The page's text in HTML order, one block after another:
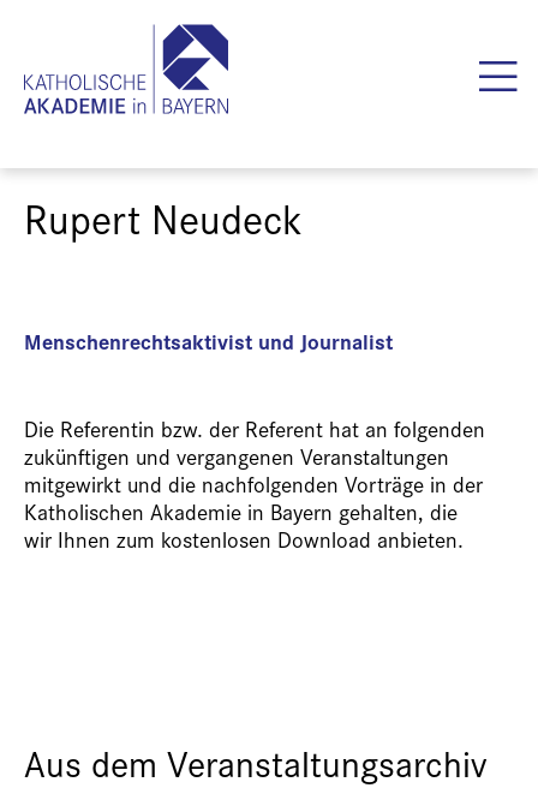
Rupert Neudeck
Menschenrechtsaktivist und Journalist
Die Referentin bzw. der Referent hat an folgenden
zukünftigen und vergangenen Veranstaltungen
mitgewirkt und die nachfolgenden Vorträge in der
Katholischen Akademie in Bayern gehalten, die
wir Ihnen zum kostenlosen Download anbieten.
Aus dem Veranstaltungsarchiv